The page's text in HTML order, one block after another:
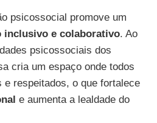
psicossocial promove um
inclusivo e colaborativo. Ao
psicossociais dos
cria um espaço onde todos
respeitados, o que fortalece
e aumenta a lealdade do